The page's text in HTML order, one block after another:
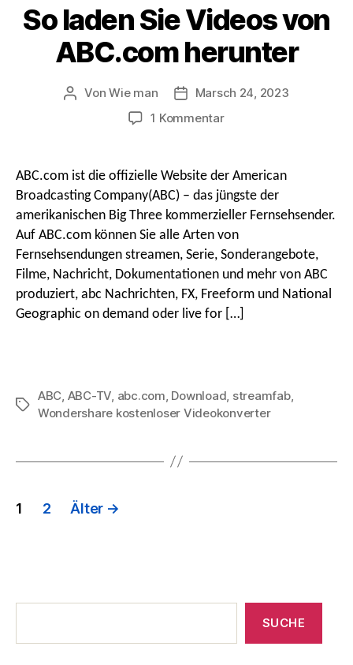
So laden Sie Videos von
ABC.com herunter
Beitragsautor
VonWie man
NachMarsch 24, 2023
1 KommentarAn
Sie
von
ABC.com
herunter
ABC.com ist die offizielle Website der American
Broadcasting Company(ABC) – das jüngste der
amerikanischen Big Three kommerzieller Fernsehsender.
Auf ABC.com können Sie alle Arten von
Fernsehsendungen streamen, Serie, Sonderangebote,
Filme, Nachricht, Dokumentationen und mehr von ABC
produziert, abc Nachrichten, FX, Freeform und National
Geographic on demand oder live for […]
Stichworte
ABC ABC-TV abc.com Download streamfab,
Wondershare kostenloser Videokonverter
BEITRÄGE
1 2 Älter →
kürzliche
SUCHE